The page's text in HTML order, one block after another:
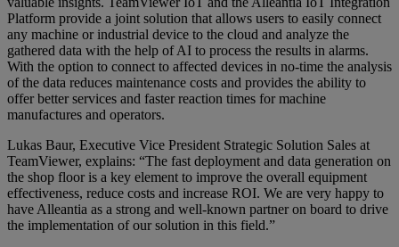
Platform provide a joint solution that allows users to easily connect
any machine or industrial device to the cloud and analyze the
gathered data with the help of AI to process the results in alarms.
With the option to connect to affected devices in no-time the analysis
of the data reduces maintenance costs and provides the ability to
offer better services and faster reaction times for machine
manufactures and operators.
Lukas Baur, Executive Vice President Strategic Solution Sales at
TeamViewer, explains: “The fast deployment and data generation on
the shop floor is a key element to improve the overall equipment
effectiveness, reduce costs and increase ROI. We are very happy to
have Alleantia as a strong and well-known partner on board to drive
the implementation of our solution in this field.”